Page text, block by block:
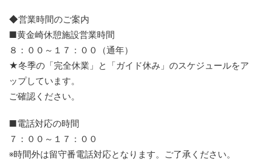
◆営業時間のご案内
■黄金崎休憩施設営業時間
８：００～１７：００（通年）
★冬季の「完全休業」と「ガイド休み」のスケジュールをア
ップしています。
ご確認ください。
■電話対応の時間
７：００～１７：００
※時間外は留守番電話対応となります。ご了承ください。